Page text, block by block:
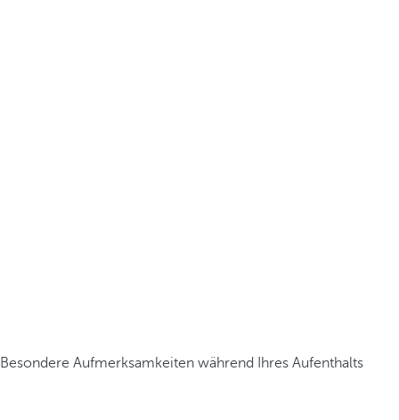
Besondere Aufmerksamkeiten während Ihres Aufenthalts